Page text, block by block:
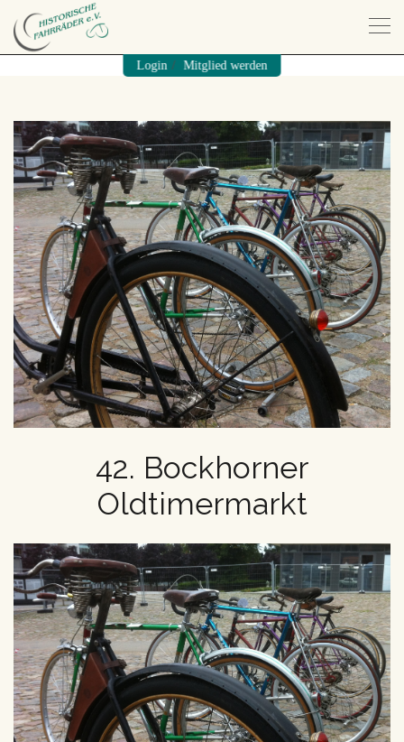
Login/Mitglied werden
42. Bockhorner
Oldtimermarkt